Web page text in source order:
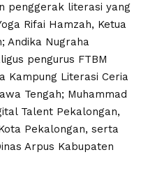
penggerak literasi yang
Rifai Hamzah, Ketua
Andika Nugraha
pengurus FTBM
Kampung Literasi Ceria
Tengah; Muhammad
Talent Pekalongan,
Pekalongan, serta
Arpus Kabupaten